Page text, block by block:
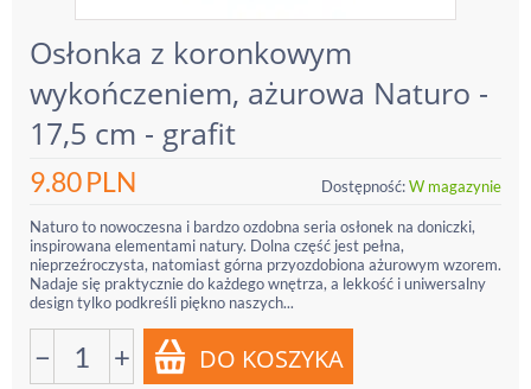
Osłonka z koronkowym
wykończeniem, ażurowa Naturo -
17,5 cm - grafit
9.80PLN Dostępność:W magazynie
Naturo to nowoczesna i bardzo ozdobna seria osłonek na doniczki,
inspirowana elementami natury. Dolna część jest pełna,
nieprzeźroczysta, natomiast górna przyozdobiona ażurowym wzorem.
Nadaje się praktycznie do każdego wnętrza, a lekkość i uniwersalny
design tylko podkreśli piękno naszych...
− +